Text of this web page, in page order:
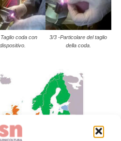
coda con
dispositivo.
3/3 -Particolare del taglio
della coda.